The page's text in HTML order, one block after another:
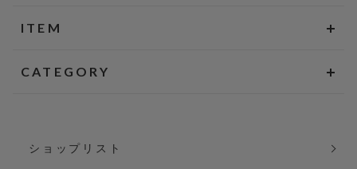
ITEM
CATEGORY
ショップリスト